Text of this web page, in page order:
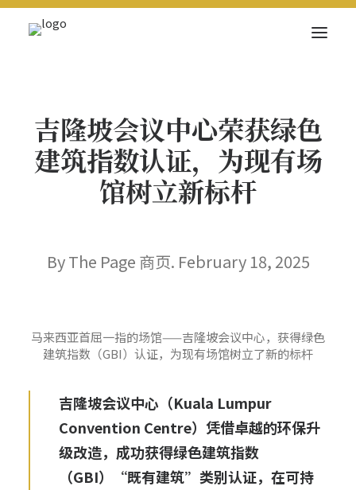
新闻内容
商页菁英
吉隆坡会议中心荣获绿色
建筑指数认证，为现有场
馆树立新标杆
By The Page 商页. February 18, 2025
马来西亚首屈一指的场馆——吉隆坡会议中心，获得绿色
建筑指数（GBI）认证，为现有场馆树立了新的标杆
吉隆坡会议中心（Kuala Lumpur
Convention Centre）凭借卓越的环保升
级改造，成功获得绿色建筑指数
（GBI）“既有建筑”类别认证，在可持